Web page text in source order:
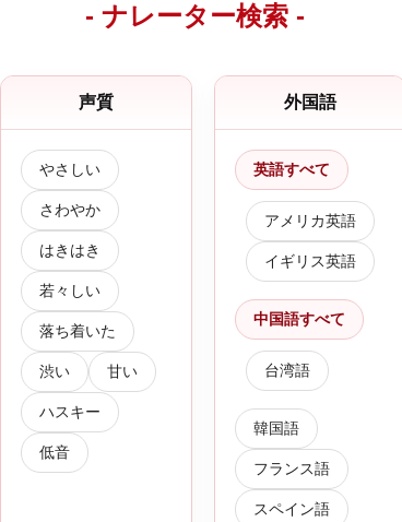
- ナレーター検索 -
声質
やさしい
さわやか
はきはき
若々しい
落ち着いた
渋い 甘い
ハスキー
低音
外国語
英語すべて
アメリカ英語
イギリス英語
中国語すべて
台湾語
韓国語
フランス語
スペイン語